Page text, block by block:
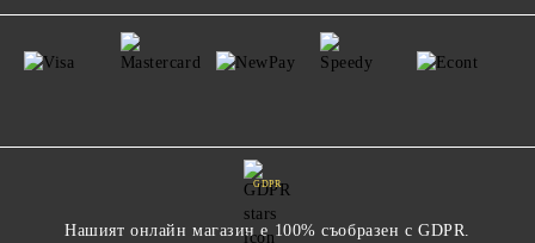
GDPR
Нашият онлайн магазин е 100% съобразен с GDPR.